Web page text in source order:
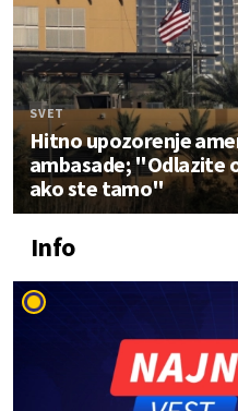
SVET
Hitno upozorenje
ambasade; "Odlazite
ako ste tamo"
Info